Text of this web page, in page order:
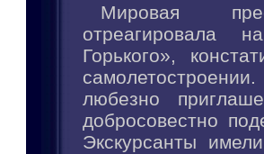
Мировая
отреагировала
Горького»,
любезно
добросовестно
Экскурсанты